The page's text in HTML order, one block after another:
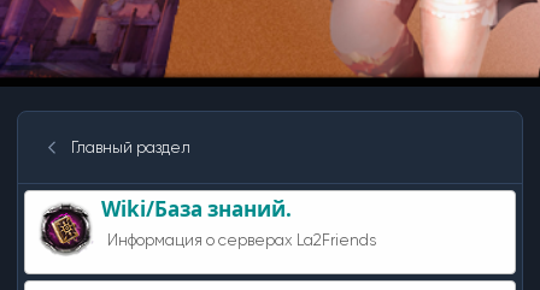
Главный раздел
Wiki/База знаний.
Информация о серверах La2Friends